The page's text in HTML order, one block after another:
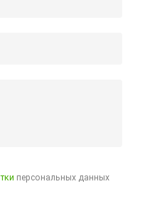
персональных данных